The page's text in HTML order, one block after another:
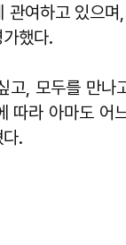
관여하고 있으
했다.
고, 모두를 만나
따라 아마도 어
.